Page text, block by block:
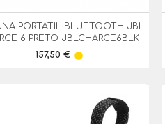
PORTATIL BLUETOOTH JBL
6 PRETO JBLCHARGE6BLK
Preço
157,50 € lens
Vista Rápida